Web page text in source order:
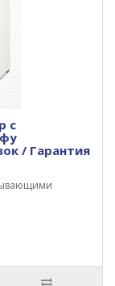
с
/ Гарантия